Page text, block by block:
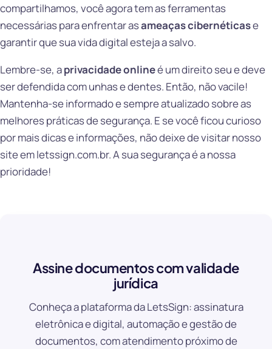
compartilhamos, você agora tem as ferramentas
necessárias para enfrentar asameaças cibernéticase
garantir que sua vida digital esteja a salvo.
Lembre-se, aprivacidade onlineé um direito seu e deve
ser defendida com unhas e dentes. Então, não vacile!
Mantenha-se informado e sempre atualizado sobre as
melhores práticas de segurança. E se você ficou curioso
por mais dicas e informações, não deixe de visitar nosso
site em letssign.com.br. A sua segurança é a nossa
prioridade!
Assine documentos com validade
jurídica
Conheça a plataforma da LetsSign: assinatura
eletrônica e digital, automação e gestão de
documentos, com atendimento próximo de